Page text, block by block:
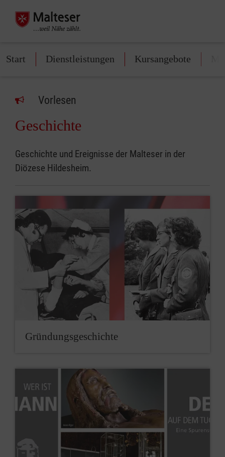
Start Dienstleistungen Kursangebote
Vorlesen
Geschichte
Geschichte und Ereignisse der Malteser in der
Diözese Hildesheim.
Gründungsgeschichte